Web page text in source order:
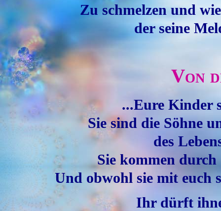
Zu schmelzen und
der seine
Von
...Eure Kinder
Sie sind die Söhne
des
Sie kommen
Und obwohl sie mit euch
Ihr dürft